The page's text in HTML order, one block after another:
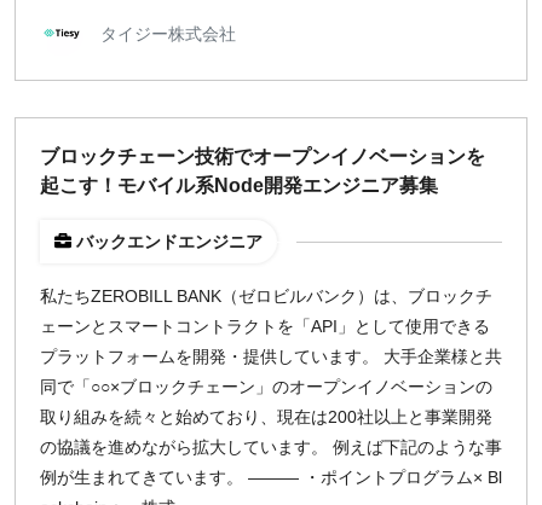
週5日
週2日
週1日
大阪
名古屋
京都
福岡
募集状況
タイジー株式会社
ブロックチェーン技術でオープンイノベーションを
起こす！モバイル系Node開発エンジニア募集
バックエンドエンジニア
私たちZEROBILL BANK（ゼロビルバンク）は、ブロックチ
ェーンとスマートコントラクトを「API」として使用できる
プラットフォームを開発・提供しています。 大手企業様と共
同で「○○×ブロックチェーン」のオープンイノベーションの
取り組みを続々と始めており、現在は200社以上と事業開発
の協議を進めながら拡大しています。 例えば下記のような事
例が生まれてきています。 ――― ・ポイントプログラム× Bl